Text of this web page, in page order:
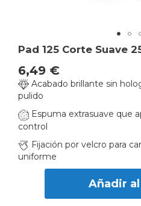
Pad 125 Corte Suave
6,49 €
Acabado brillante sin
pulido
Espuma extrasuave que
control
Fijación por velcro para
uniforme
Añadir
Skip
the
beginning
of
the
images
gallery